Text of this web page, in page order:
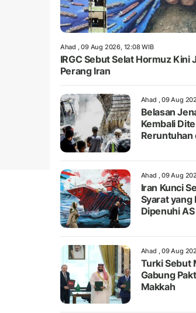
Ahad , 09 Aug 2026, 12:08 WIB
IRGC Sebut Selat Hormuz Kini
Perang Iran
Ahad , 09 Aug
Belasan
Kembali
Reruntuhan
Ahad , 09 Aug
Iran Kunci
Syarat yang
Dipenuhi AS
Ahad , 09 Aug
Turki Sebut
Gabung
Makkah